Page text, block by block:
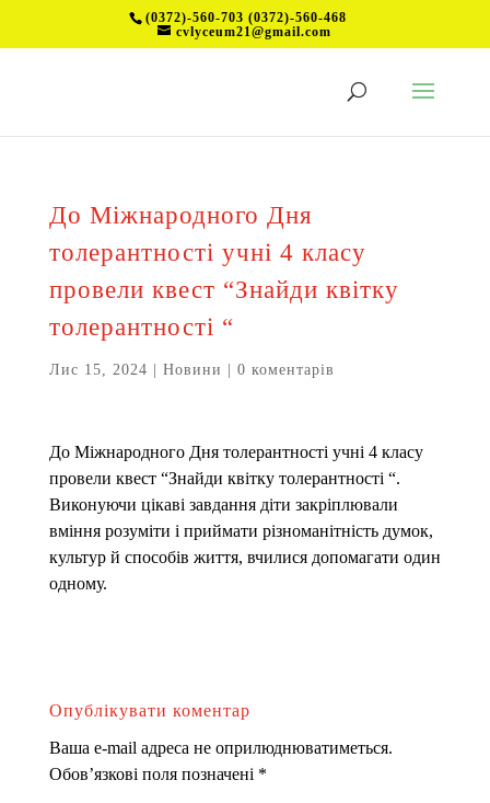
(0372)-560-703 (0372)-560-468
cvlyceum21@gmail.com
До Міжнародного Дня
толерантності учні 4 класу
провели квест “Знайди квітку
толерантності “
Лис 15, 2024 Новини 0 коментарів
До Міжнародного Дня толерантності учні 4 класу
провели квест “Знайди квітку толерантності “.
Виконуючи цікаві завдання діти закріплювали
вміння розуміти і приймати різноманітність думок,
культур й способів життя, вчилися допомагати один
одному.
Опублікувати коментар
Ваша e-mail адреса не оприлюднюватиметься.
Обов’язкові поля позначені *